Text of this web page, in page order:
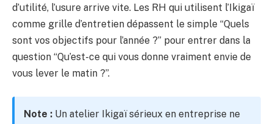
d’utilité, l’usure arrive vite. Les RH qui utilisent l’Ikigaï
comme grille d’entretien dépassent le simple “Quels
sont vos objectifs pour l’année ?” pour entrer dans la
question “Qu’est-ce qui vous donne vraiment envie de
vous lever le matin ?”.
Note : Un atelier Ikigaï sérieux en entreprise ne